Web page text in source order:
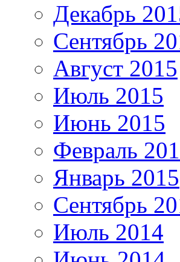
Декабрь
Сентябрь
Август 2015
Июль 2015
Июнь 2015
Февраль
Январь 2015
Сентябрь
Июль 2014